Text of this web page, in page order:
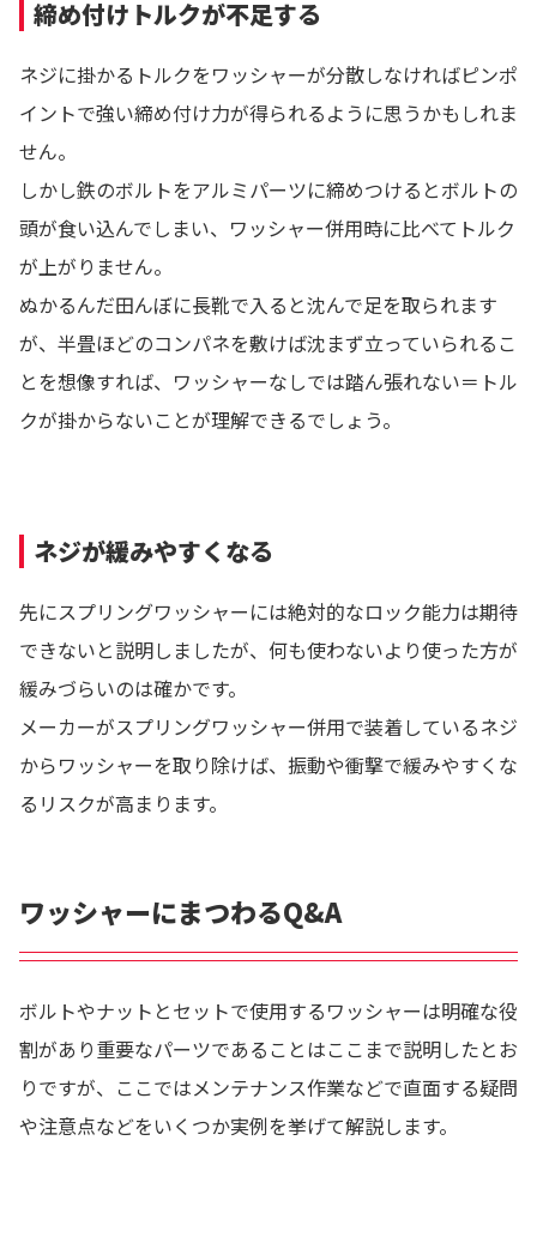
締め付けトルクが不足する
ネジに掛かるトルクをワッシャーが分散しなければピンポ
イントで強い締め付け力が得られるように思うかもしれま
せん。
しかし鉄のボルトをアルミパーツに締めつけるとボルトの
頭が食い込んでしまい、ワッシャー併用時に比べてトルク
が上がりません。
ぬかるんだ田んぼに長靴で入ると沈んで足を取られます
が、半畳ほどのコンパネを敷けば沈まず立っていられるこ
とを想像すれば、ワッシャーなしでは踏ん張れない＝トル
クが掛からないことが理解できるでしょう。
ネジが緩みやすくなる
先にスプリングワッシャーには絶対的なロック能力は期待
できないと説明しましたが、何も使わないより使った方が
緩みづらいのは確かです。
メーカーがスプリングワッシャー併用で装着しているネジ
からワッシャーを取り除けば、振動や衝撃で緩みやすくな
るリスクが高まります。
ワッシャーにまつわるQ&A
ボルトやナットとセットで使用するワッシャーは明確な役
割があり重要なパーツであることはここまで説明したとお
りですが、ここではメンテナンス作業などで直面する疑問
や注意点などをいくつか実例を挙げて解説します。